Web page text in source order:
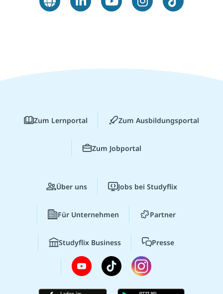
Zum Lernportal Zum Ausbildungsportal
Zum Jobportal
Über uns Jobs bei Studyflix
Für Unternehmen Partner
Studyflix Business Presse